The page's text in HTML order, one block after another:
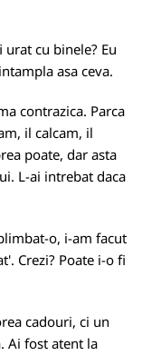
cu binele? Eu
asa ceva.
contrazica. Parca
il calcam, il
poate, dar asta
L-ai intrebat daca
o, i-am facut
Crezi? Poate i-o fi
cadouri, ci un
Ai fost atent la